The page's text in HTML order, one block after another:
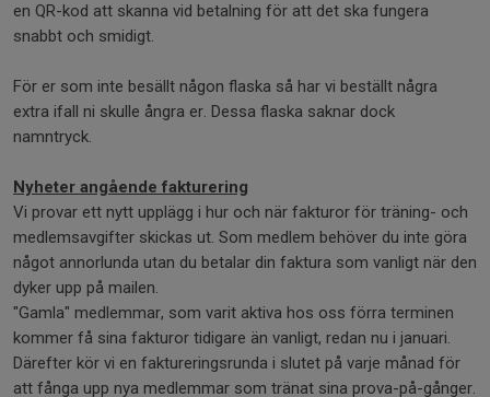
en QR-kod att skanna vid betalning för att det ska fungera
snabbt och smidigt.
För er som inte besällt någon flaska så har vi beställt några
extra ifall ni skulle ångra er. Dessa flaska saknar dock
namntryck.
Nyheter angående fakturering
Vi provar ett nytt upplägg i hur och när fakturor för träning- och
medlemsavgifter skickas ut. Som medlem behöver du inte göra
något annorlunda utan du betalar din faktura som vanligt när den
dyker upp på mailen.
"Gamla" medlemmar, som varit aktiva hos oss förra terminen
kommer få sina fakturor tidigare än vanligt, redan nu i januari.
Därefter kör vi en faktureringsrunda i slutet på varje månad för
att fånga upp nya medlemmar som tränat sina prova-på-gånger.